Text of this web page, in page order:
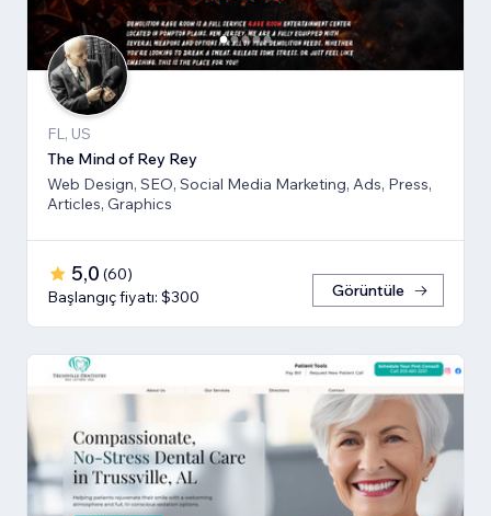
FL, US
The Mind of Rey Rey
Web Design, SEO, Social Media Marketing, Ads, Press,
Articles, Graphics
5,0 (60)
Başlangıç fiyatı: $300
Görüntüle